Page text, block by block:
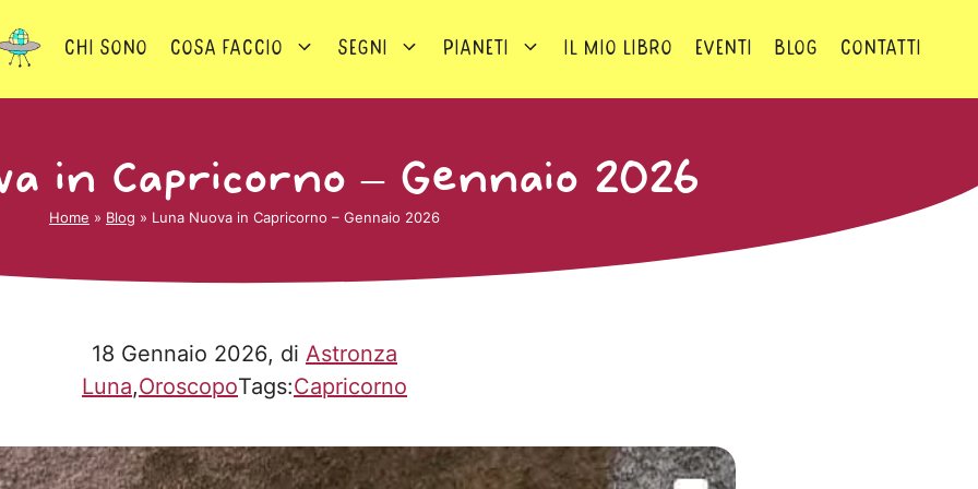
Chi sono Cosa faccio Segni Pianeti Il mio Libro Eventi Blog Contatti
in Capricorno – Gennaio 2026
Home » Blog » Luna Nuova in Capricorno – Gennaio 2026
18 Gennaio 2026, di Astronza
Luna,OroscopoTags:Capricorno